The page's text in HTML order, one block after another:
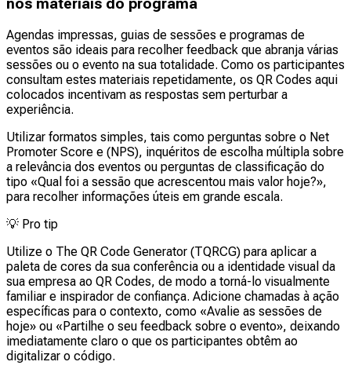
nos materiais do programa
Agendas impressas, guias de sessões e programas de
eventos são ideais para recolher feedback que abranja várias
sessões ou o evento na sua totalidade. Como os participantes
consultam estes materiais repetidamente, os QR Codes aqui
colocados incentivam as respostas sem perturbar a
experiência.
Utilizar formatos simples, tais como perguntas sobre o Net
Promoter Score e (NPS), inquéritos de escolha múltipla sobre
a relevância dos eventos ou perguntas de classificação do
tipo «Qual foi a sessão que acrescentou mais valor hoje?»,
para recolher informações úteis em grande escala.
💡 Pro tip
Utilize o The QR Code Generator (TQRCG) para aplicar a
paleta de cores da sua conferência ou a identidade visual da
sua empresa ao QR Codes, de modo a torná-lo visualmente
familiar e inspirador de confiança. Adicione chamadas à ação
específicas para o contexto, como «Avalie as sessões de
hoje» ou «Partilhe o seu feedback sobre o evento», deixando
imediatamente claro o que os participantes obtêm ao
digitalizar o código.